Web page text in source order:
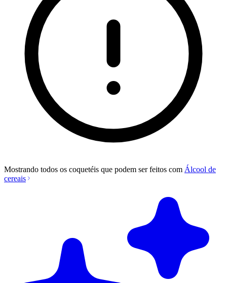
Mostrando todos os coquetéis que podem ser feitos com Álcool de
cereais